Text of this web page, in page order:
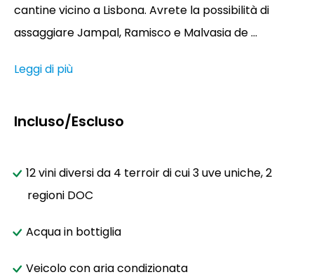
cantine vicino a Lisbona. Avrete la possibilità di
assaggiare Jampal, Ramisco e Malvasia de ...
Leggi di più
Incluso/Escluso
12 vini diversi da 4 terroir di cui 3 uve uniche, 2
regioni DOC
Acqua in bottiglia
Veicolo con aria condizionata